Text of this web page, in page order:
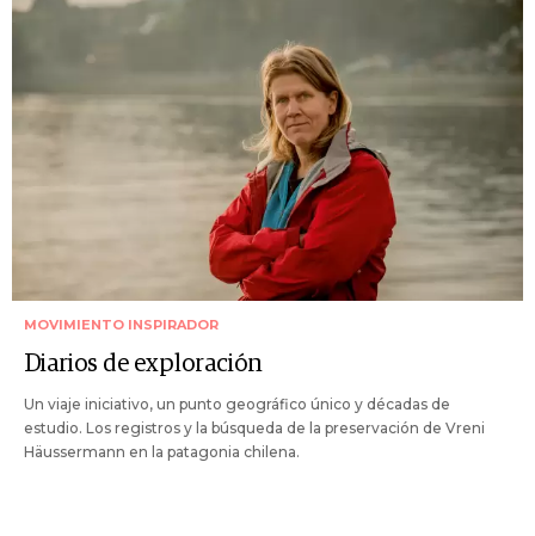
MOVIMIENTO INSPIRADOR
Diarios de exploración
Un viaje iniciativo, un punto geográfico único y décadas de
estudio. Los registros y la búsqueda de la preservación de Vreni
Häussermann en la patagonia chilena.